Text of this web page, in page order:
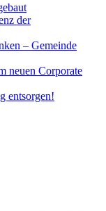
der
– Gemeinde
neuen Corporate
entsorgen!